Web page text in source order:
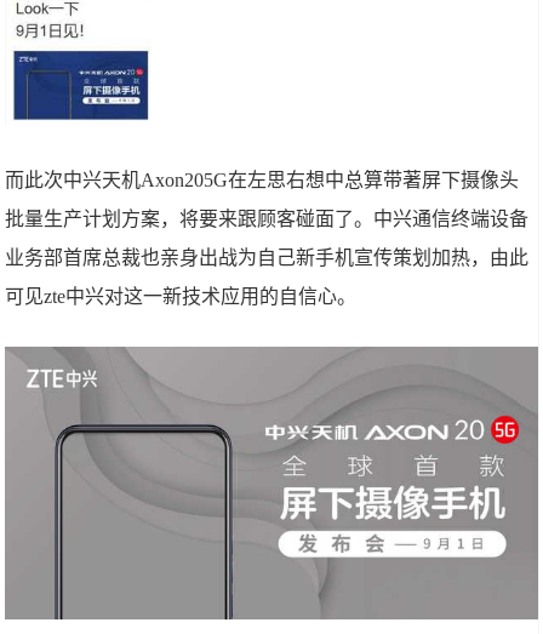
而此次中兴天机Axon205G在左思右想中总算带著屏下摄像头
批量生产计划方案，将要来跟顾客碰面了。中兴通信终端设备
业务部首席总裁也亲身出战为自己新手机宣传策划加热，由此
可见zte中兴对这一新技术应用的自信心。